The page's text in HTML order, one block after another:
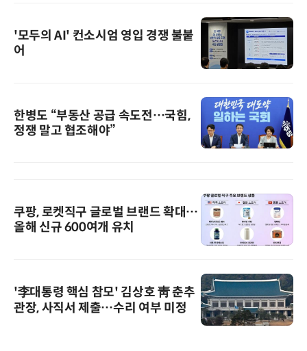
'모두의 AI' 컨소시엄 영입 경쟁 불붙
어
한병도 “부동산 공급 속도전…국힘,
정쟁 말고 협조해야”
쿠팡, 로켓직구 글로벌 브랜드 확대…
올해 신규 600여개 유치
'李대통령 핵심 참모' 김상호 靑 춘추
관장, 사직서 제출…수리 여부 미정